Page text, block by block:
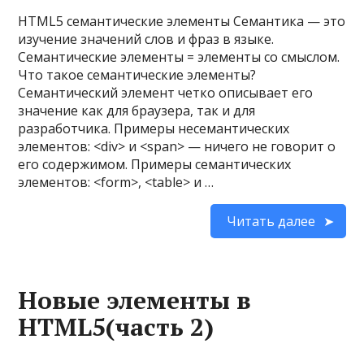
HTML5 семантические элементы Семантика — это
изучение значений слов и фраз в языке.
Семантические элементы = элементы со смыслом.
Что такое семантические элементы?
Семантический элемент четко описывает его
значение как для браузера, так и для
разработчика. Примеры несемантических
элементов: <div> и <span> — ничего не говорит о
его содержимом. Примеры семантических
элементов: <form>, <table> и …
Читать далее
Новые элементы в
HTML5(часть 2)